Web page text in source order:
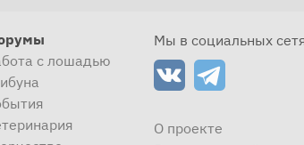
с лошадью
Мы в социальных
О проекте